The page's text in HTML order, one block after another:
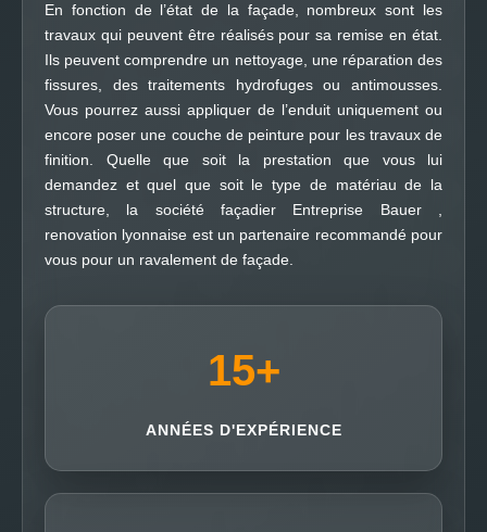
En fonction de l’état de la façade, nombreux sont les
travaux qui peuvent être réalisés pour sa remise en état.
Ils peuvent comprendre un nettoyage, une réparation des
fissures, des traitements hydrofuges ou antimousses.
Vous pourrez aussi appliquer de l’enduit uniquement ou
encore poser une couche de peinture pour les travaux de
finition. Quelle que soit la prestation que vous lui
demandez et quel que soit le type de matériau de la
structure, la société façadier Entreprise Bauer ,
renovation lyonnaise est un partenaire recommandé pour
vous pour un ravalement de façade.
15+
ANNÉES D'EXPÉRIENCE